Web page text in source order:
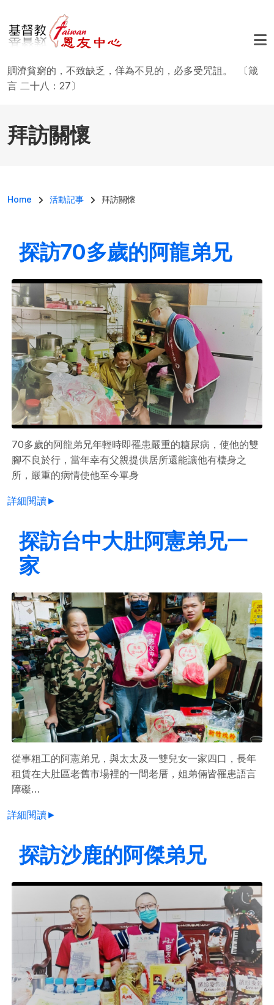
賙濟貧窮的，不致缺乏，佯為不見的，必多受咒詛。 〔箴
言 二十八：27〕
拜訪關懷
導航連結
Home 活動記事 拜訪關懷
探訪70多歲的阿龍弟兄
70多歲的阿龍弟兄年輕時即罹患嚴重的糖尿病，使他的雙
腳不良於行，當年幸有父親提供居所還能讓他有棲身之
所，嚴重的病情使他至今單身
詳細閱讀►
探訪台中大肚阿憲弟兄一
家
從事粗工的阿憲弟兄，與太太及一雙兒女一家四口，長年
租賃在大肚區老舊市場裡的一間老厝，姐弟倆皆罹患語言
障礙…
詳細閱讀►
探訪沙鹿的阿傑弟兄